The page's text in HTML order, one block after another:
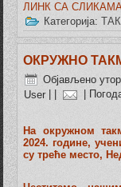
ЛИНК СА
Категорија:
ОКРУЖНО
Објављено
User
|
На окружном
2024. године,
су треће место,